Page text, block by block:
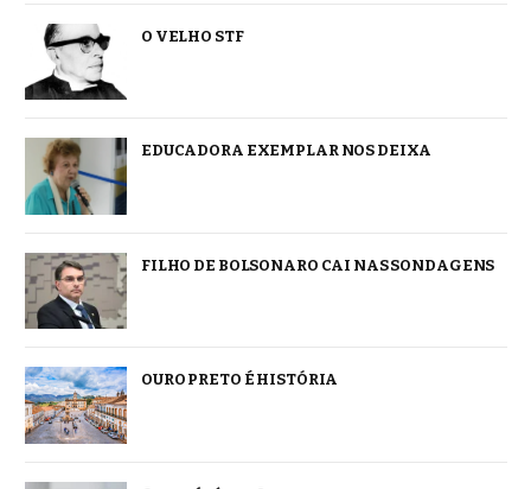
O VELHO STF
EDUCADORA EXEMPLAR NOS DEIXA
FILHO DE BOLSONARO CAI NAS SONDAGENS
OURO PRETO É HISTÓRIA